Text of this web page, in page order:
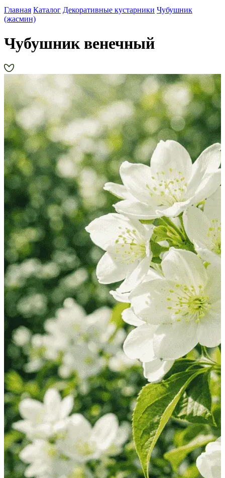
Главная Каталог Декоративные кустарники Чубушник
(жасмин)
Чубушник венечный